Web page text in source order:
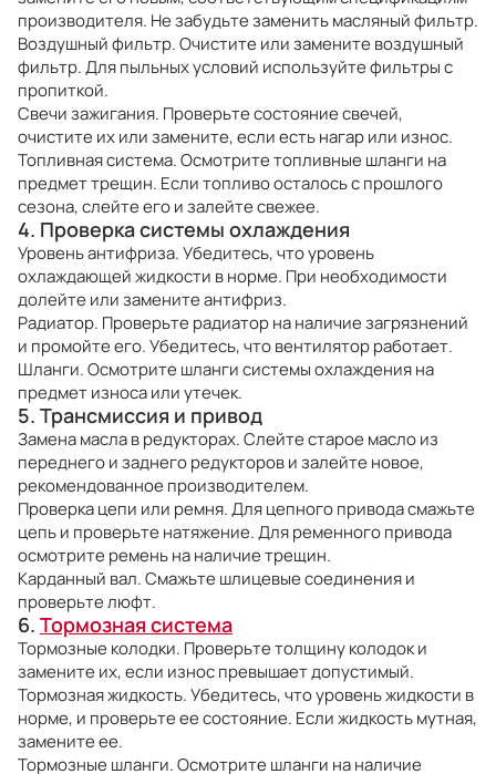
производителя. Не забудьте заменить масляный фильтр.
Воздушный фильтр. Очистите или замените воздушный
фильтр. Для пыльных условий используйте фильтры с
пропиткой.
Свечи зажигания. Проверьте состояние свечей,
очистите их или замените, если есть нагар или износ.
Топливная система. Осмотрите топливные шланги на
предмет трещин. Если топливо осталось с прошлого
сезона, слейте его и залейте свежее.
4. Проверка системы охлаждения
Уровень антифриза. Убедитесь, что уровень
охлаждающей жидкости в норме. При необходимости
долейте или замените антифриз.
Радиатор. Проверьте радиатор на наличие загрязнений
и промойте его. Убедитесь, что вентилятор работает.
Шланги. Осмотрите шланги системы охлаждения на
предмет износа или утечек.
5. Трансмиссия и привод
Замена масла в редукторах. Слейте старое масло из
переднего и заднего редукторов и залейте новое,
рекомендованное производителем.
Проверка цепи или ремня. Для цепного привода смажьте
цепь и проверьте натяжение. Для ременного привода
осмотрите ремень на наличие трещин.
Карданный вал. Смажьте шлицевые соединения и
проверьте люфт.
6. Тормозная система
Тормозные колодки. Проверьте толщину колодок и
замените их, если износ превышает допустимый.
Тормозная жидкость. Убедитесь, что уровень жидкости в
норме, и проверьте ее состояние. Если жидкость мутная,
замените ее.
Тормозные шланги. Осмотрите шланги на наличие